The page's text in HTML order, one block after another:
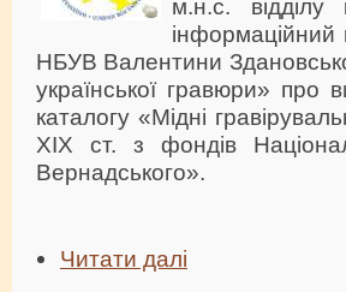
м.н.с. відділу
інформаційний
НБУВ Валентини
української гравюри» про
каталогу «Мідні
XIX ст. з фондів
Вернадського».
Читати далі